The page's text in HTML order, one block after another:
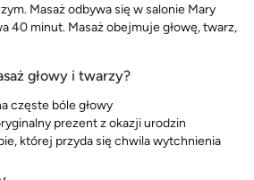
Masaż odbywa się w salonie Mary
40 minut. Masaż obejmuje głowę, twarz,
głowy i twarzy?
częste bóle głowy
prezent z okazji urodzin
której przyda się chwila wytchnienia